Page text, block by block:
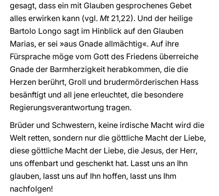
gesagt, dass ein mit Glauben gesprochenes Gebet
alles erwirken kann (vgl. Mt21,22). Und der heilige
Bartolo Longo sagt im Hinblick auf den Glauben
Marias, er sei »aus Gnade allmächtig«. Auf ihre
Fürsprache möge vom Gott des Friedens überreiche
Gnade der Barmherzigkeit herabkommen, die die
Herzen berührt, Groll und brudermörderischen Hass
besänftigt und all jene erleuchtet, die besondere
Regierungsverantwortung tragen.
Brüder und Schwestern, keine irdische Macht wird die
Welt retten, sondern nur die göttliche Macht der Liebe,
diese göttliche Macht der Liebe, die Jesus, der Herr,
uns offenbart und geschenkt hat. Lasst uns an Ihn
glauben, lasst uns auf Ihn hoffen, lasst uns Ihm
nachfolgen!